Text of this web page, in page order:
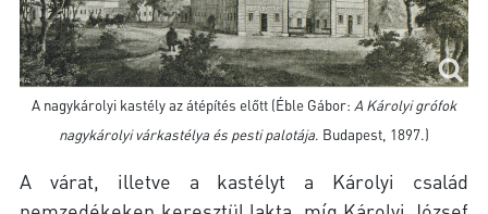
A nagykárolyi kastély az átépítés előtt (Éble Gábor: A Károlyi grófok
nagykárolyi várkastélya és pesti palotája. Budapest, 1897.)
A várat, illetve a kastélyt a Károlyi család